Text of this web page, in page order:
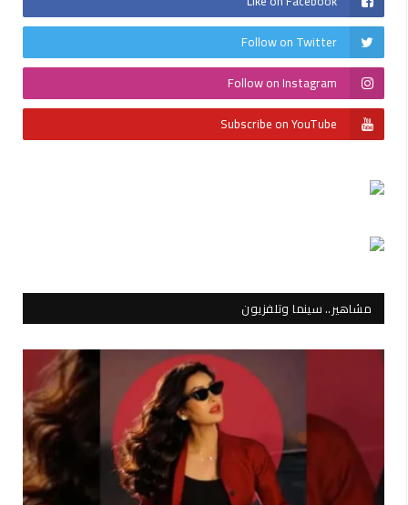
Follow on Twitter
Follow on Instagram
Subscribe on YouTube
مشاهير.. سينما وتلفزيون